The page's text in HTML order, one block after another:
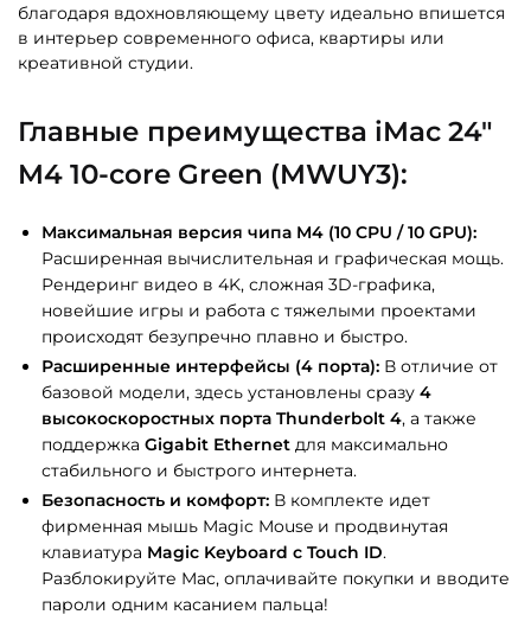
благодаря вдохновляющему цвету идеально впишется
в интерьер современного офиса, квартиры или
креативной студии.
Главные преимущества iMac 24″
M4 10-core Green (MWUY3):
Максимальная версия чипа M4 (10 CPU / 10 GPU):
Расширенная вычислительная и графическая мощь.
Рендеринг видео в 4K, сложная 3D-графика,
новейшие игры и работа с тяжелыми проектами
происходят безупречно плавно и быстро.
Расширенные интерфейсы (4 порта): В отличие от
базовой модели, здесь установлены сразу 4
высокоскоростных порта Thunderbolt 4, а также
поддержка Gigabit Ethernet для максимально
стабильного и быстрого интернета.
Безопасность и комфорт: В комплекте идет
фирменная мышь Magic Mouse и продвинутая
клавиатура Magic Keyboard с Touch ID.
Разблокируйте Mac, оплачивайте покупки и вводите
пароли одним касанием пальца!